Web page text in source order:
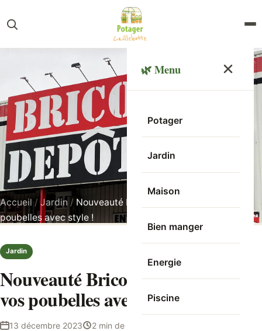
🌿 Menu
Potager
Jardin
Maison
Bien manger
Energie
Piscine
Accueil / Jardin / Nouveauté Brico Dépôt : cachez vos
poubelles avec style !
Jardin
Nouveauté Brico Dépôt : cachez
vos poubelles avec style !
13 décembre 2023 2 min de lecture